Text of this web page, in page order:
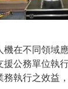
機在不同領域
援公務單位執
務執行之效益